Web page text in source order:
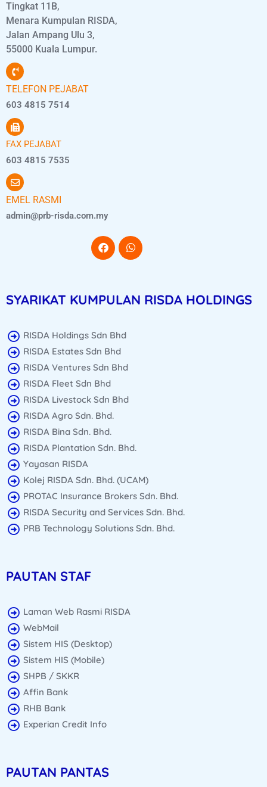
Tingkat 11B,
Menara Kumpulan RISDA,
Jalan Ampang Ulu 3,
55000 Kuala Lumpur.
TELEFON PEJABAT
603 4815 7514
FAX PEJABAT
603 4815 7535
EMEL RASMI
admin@prb-risda.com.my
SYARIKAT KUMPULAN RISDA HOLDINGS
RISDA Holdings Sdn Bhd
RISDA Estates Sdn Bhd
RISDA Ventures Sdn Bhd
RISDA Fleet Sdn Bhd
RISDA Livestock Sdn Bhd
RISDA Agro Sdn. Bhd.
RISDA Bina Sdn. Bhd.
RISDA Plantation Sdn. Bhd.
Yayasan RISDA
Kolej RISDA Sdn. Bhd. (UCAM)
PROTAC Insurance Brokers Sdn. Bhd.
RISDA Security and Services Sdn. Bhd.
PRB Technology Solutions Sdn. Bhd.
PAUTAN STAF
Laman Web Rasmi RISDA
WebMail
Sistem HIS (Desktop)
Sistem HIS (Mobile)
SHPB / SKKR
Affin Bank
RHB Bank
Experian Credit Info
PAUTAN PANTAS